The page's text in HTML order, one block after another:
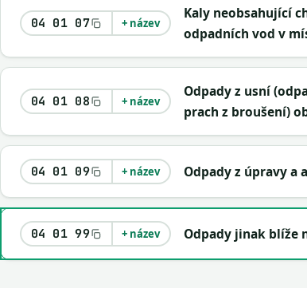
04 01 07 + název
Kaly neobsahující
odpadních vod v
04 01 08 + název
Odpady z usní
prach z broušení)
04 01 09 + název Odpady z úpravy a
04 01 99 + název Odpady jinak blíže